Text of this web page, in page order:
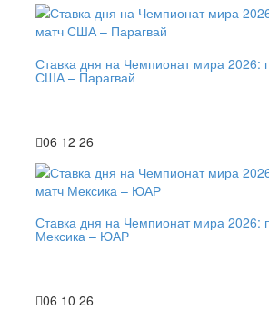
Ставка дня на Чемпионат мира 2026:
США – Парагвай
06 12 26
Ставка дня на Чемпионат мира 2026:
Мексика – ЮАР
06 10 26